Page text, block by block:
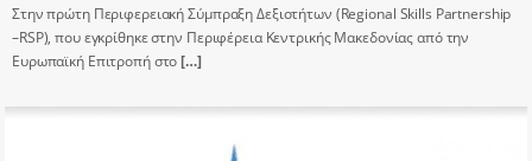
Στην πρώτη Περιφερειακή Σύμπραξη Δεξιοτήτων (Regional Skills Partnership
–RSP), που εγκρίθηκε στην Περιφέρεια Κεντρικής Μακεδονίας από την
Ευρωπαϊκή Επιτροπή στο[…]